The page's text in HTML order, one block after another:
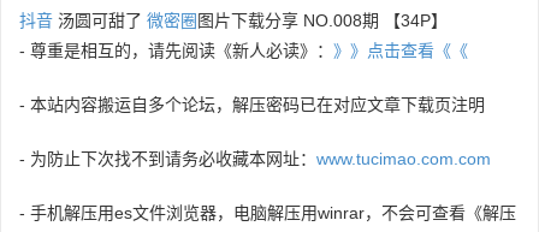
抖音 汤圆可甜了 微密圈 图片下载分享 NO.008期 【34P】
- 尊重是相互的，请先阅读《新人必读》： 》》点击查看《《
- 本站内容搬运自多个论坛，解压密码已在对应文章下载页注明
- 为防止下次找不到请务必收藏本网址： www.tucimao.com.com
- 手机解压用es文件浏览器，电脑解压用winrar，不会可查看《解压